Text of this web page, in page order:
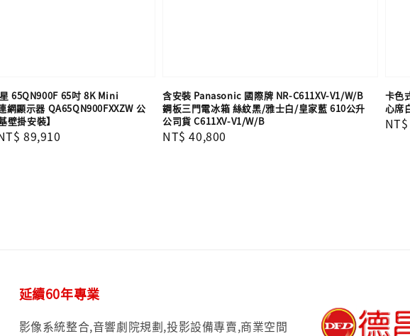
65QN900F 65吋 8K Mini
網顯示器 QA65QN900FXXZW 公
壁掛安裝】
89,910
含安裝 Panasonic 國際牌 NR-C611XV-V1/W/B
鋼板三門電冰箱 絲紋黑/雅士白/皇家藍 610公升
公司貨 C611XV-V1/W/B
Regular
NT$ 40,800
卡色
心席
延續60年專業
影像系統整合,音響劇院規劃,投影設備專賣,商業空間